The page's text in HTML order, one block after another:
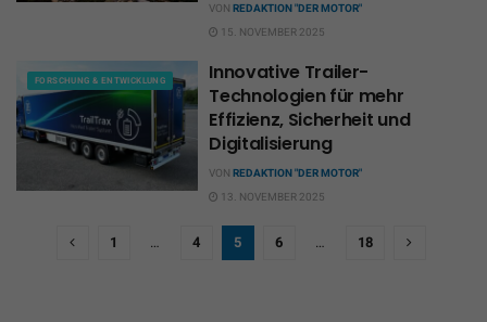
VON REDAKTION "DER MOTOR"
15. NOVEMBER 2025
FORSCHUNG & ENTWICKLUNG
Innovative Trailer-
Technologien für mehr
Effizienz, Sicherheit und
Digitalisierung
VON REDAKTION "DER MOTOR"
13. NOVEMBER 2025
1 … 4 5 6 … 18